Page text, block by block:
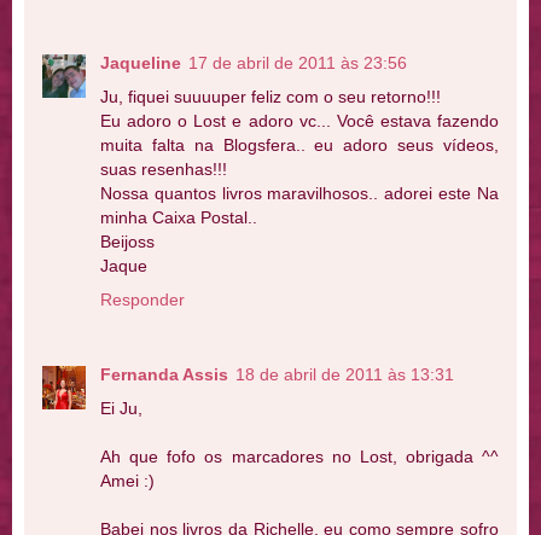
Jaqueline 17 de abril de 2011 às 23:56
Ju, fiquei suuuuper feliz com o seu retorno!!!
Eu adoro o Lost e adoro vc... Você estava fazendo
muita falta na Blogsfera.. eu adoro seus vídeos,
suas resenhas!!!
Nossa quantos livros maravilhosos.. adorei este Na
minha Caixa Postal..
Beijoss
Jaque
Responder
Fernanda Assis 18 de abril de 2011 às 13:31
Ei Ju,
Ah que fofo os marcadores no Lost, obrigada ^^
Amei :)
Babei nos livros da Richelle, eu como sempre sofro